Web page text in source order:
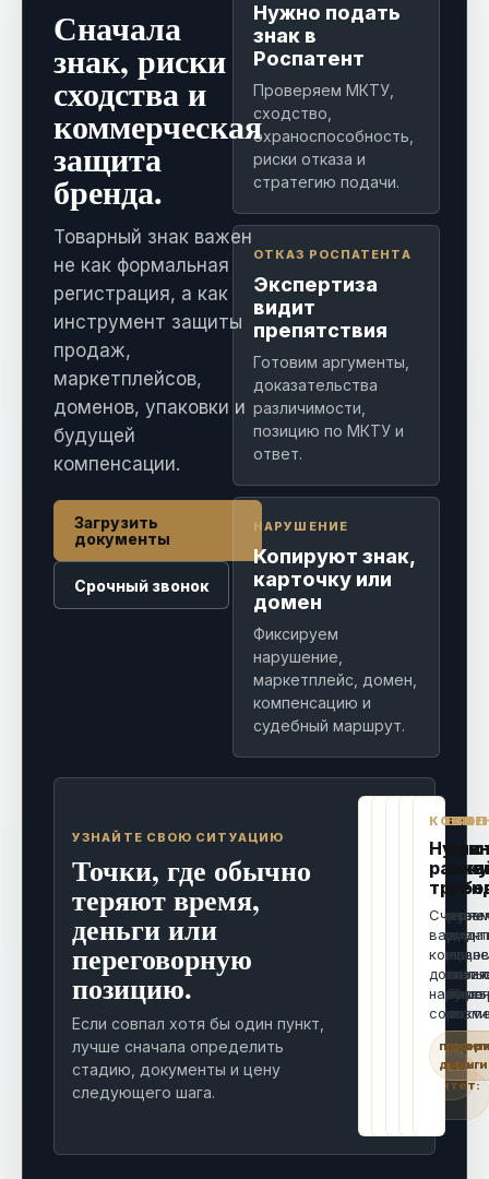
Сначала
знак, риски
сходства и
коммерческая
защита
бренда.
Товарный знак важен
не как формальная
регистрация, а как
инструмент защиты
продаж,
маркетплейсов,
доменов, упаковки и
будущей
компенсации.
Загрузить
документы
Срочный звонок
Нужно подать
знак в
Роспатент
Проверяем МКТУ,
сходство,
охраноспособность,
риски отказа и
стратегию подачи.
ОТКАЗ РОСПАТЕНТА
Экспертиза
видит
препятствия
Готовим аргументы,
доказательства
различимости,
позицию по МКТУ и
ответ.
НАРУШЕНИЕ
Копируют знак,
карточку или
домен
Фиксируем
нарушение,
маркетплейс, домен,
компенсацию и
судебный маршрут.
УЗНАЙТЕ СВОЮ СИТУАЦИЮ
Точки, где обычно
теряют время,
деньги или
переговорную
позицию.
Если совпал хотя бы один пункт,
лучше сначала определить
стадию, документы и цену
следующего шага.
Нужно
выбрать
классы
Смотрим
реальные
товары,
услуги, планы
развития и
риск лишних
приоритет:
СХОДСТВО
Есть
похожие
знаки
Оцениваем
фонетику,
графику,
смысл,
однородность
товаров и
смешения.
приоритет:
карточку
или
Фиксируем
карточки,
продавца,
прав и
жалобы.
продажи
ДОМЕН
Заняли
адрес
право,
судебную
канал
Нужен
деньги